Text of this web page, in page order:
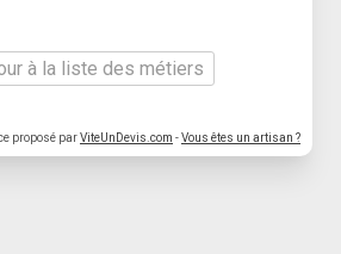
à la liste des métiers
proposé parViteUnDevis.com -Vous êtes un artisan ?